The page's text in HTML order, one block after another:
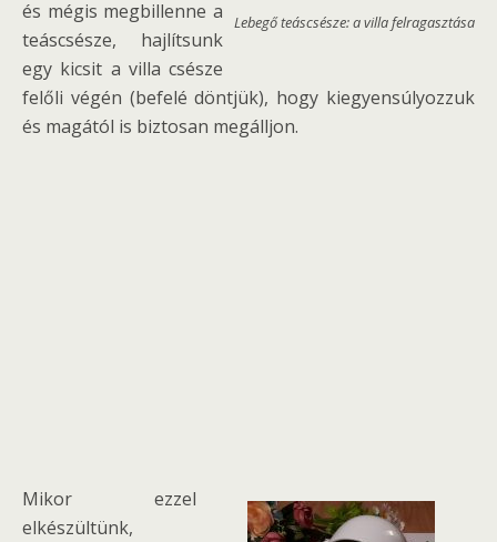
Lebegő teáscsésze: a villa felragasztása
és mégis megbillenne a
teáscsésze, hajlítsunk
egy kicsit a villa csésze
felőli végén (befelé döntjük), hogy kiegyensúlyozzuk
és magától is biztosan megálljon.
Mikor ezzel
elkészültünk,